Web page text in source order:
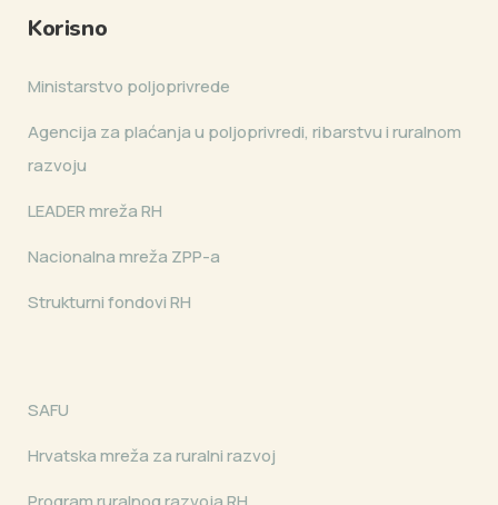
Korisno
Ministarstvo poljoprivrede
Agencija za plaćanja u poljoprivredi, ribarstvu i ruralnom
razvoju
LEADER mreža RH
Nacionalna mreža ZPP-a
Strukturni fondovi RH
SAFU
Hrvatska mreža za ruralni razvoj